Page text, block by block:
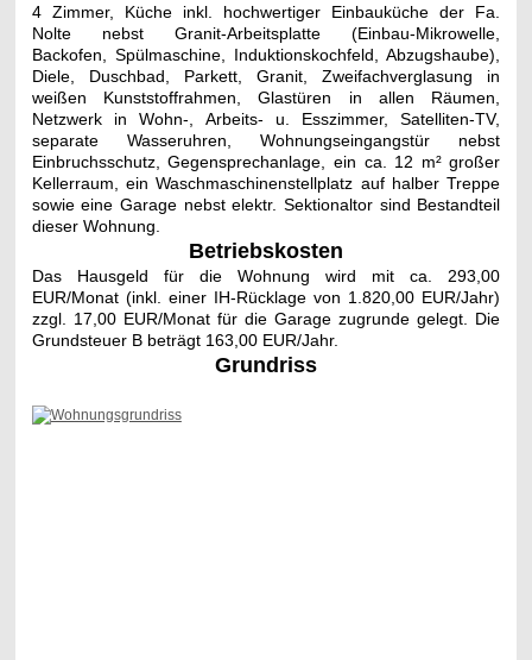
4 Zimmer, Küche inkl. hochwertiger Einbauküche der Fa.
Nolte nebst Granit-Arbeitsplatte (Einbau-Mikrowelle,
Backofen, Spülmaschine, Induktionskochfeld, Abzugshaube),
Diele, Duschbad, Parkett, Granit, Zweifachverglasung in
weißen Kunststoffrahmen, Glastüren in allen Räumen,
Netzwerk in Wohn-, Arbeits- u. Esszimmer, Satelliten-TV,
separate Wasseruhren, Wohnungseingangstür nebst
Einbruchsschutz, Gegensprechanlage, ein ca. 12 m² großer
Kellerraum, ein Waschmaschinenstellplatz auf halber Treppe
sowie eine Garage nebst elektr. Sektionaltor sind Bestandteil
dieser Wohnung.
Betriebskosten
Das Hausgeld für die Wohnung wird mit ca. 293,00
EUR/Monat (inkl. einer IH-Rücklage von 1.820,00 EUR/Jahr)
zzgl. 17,00 EUR/Monat für die Garage zugrunde gelegt. Die
Grundsteuer B beträgt 163,00 EUR/Jahr.
Grundriss